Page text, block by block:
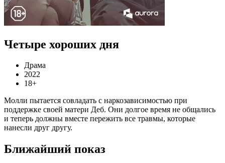
Четыре хороших дня
Драма
2022
18+
Молли пытается совладать с наркозависимостью при
поддержке своей матери Деб. Они долгое время не общались
и теперь должны вместе пережить все травмы, которые
нанесли друг другу.
Ближайший показ